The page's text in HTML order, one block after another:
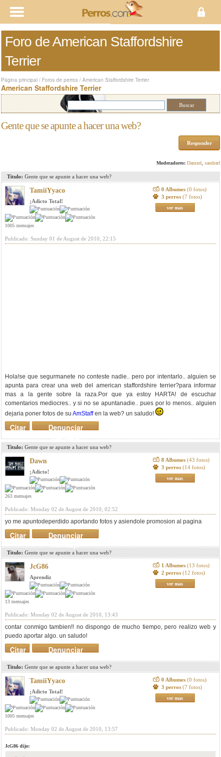
Foro de American Staffordshire
Terrier
Página principal / Foros de perros / American Staffordshire Terrier
American Staffordshire Terrier
Gente que se apunte a hacer una web?
Responder
Moderadores: Damzel sandrarf
Titulo: Gente que se apunte a hacer una web?
TamiiYyaco
¡Adicto Total!
1005 mensajes
0 Albumes (0 fotos)
3 perros (7 fotos)
ver mas
Publicado: Sunday 01 de August de 2010, 22:15
Hola!se que segurmanete no conteste nadie.. pero por intentarlo.. alguien se
apunta para crear una web del american staffordshire terrier?para informar
mas a la gente sobre la raza.Por que ya estoy HARTA! de escuchar
comentarios mediocres.. y si no se apuntanadie.. pues por lo menos.. alguien
dejaria poner fotos de su AmStaffen la web? un saludo!
Denunciar
mensaje
Citar
Titulo: Gente que se apunte a hacer una web?
Dawn
¡Adicto!
263 mensajes
8 Albumes (43 fotos)
3 perros (14 fotos)
ver mas
Publicado: Monday 02 de August de 2010, 02:52
yo me apuntodeperdido aportando fotos y asiendole promosion al pagina
Denunciar
mensaje
Citar
Titulo: Gente que se apunte a hacer una web?
JcG86
Aprendiz
13 mensajes
1 Albumes (13 fotos)
2 perros (12 fotos)
ver mas
Publicado: Monday 02 de August de 2010, 13:43
contar conmigo tambien!! no dispongo de mucho tiempo, pero realizo web y
puedo aportar algo. un saludo!
Denunciar
mensaje
Citar
Titulo: Gente que se apunte a hacer una web?
TamiiYyaco
¡Adicto Total!
1005 mensajes
0 Albumes (0 fotos)
3 perros (7 fotos)
ver mas
Publicado: Monday 02 de August de 2010, 13:57
JcG86 dijo: